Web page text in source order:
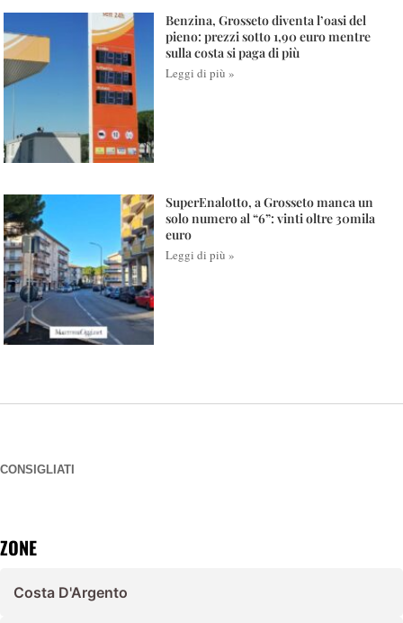
Benzina, Grosseto diventa l’oasi del
pieno: prezzi sotto 1,90 euro mentre
sulla costa si paga di più
Leggi di più »
SuperEnalotto, a Grosseto manca un
solo numero al “6”: vinti oltre 30mila
euro
Leggi di più »
CONSIGLIATI
ZONE
Costa D'Argento